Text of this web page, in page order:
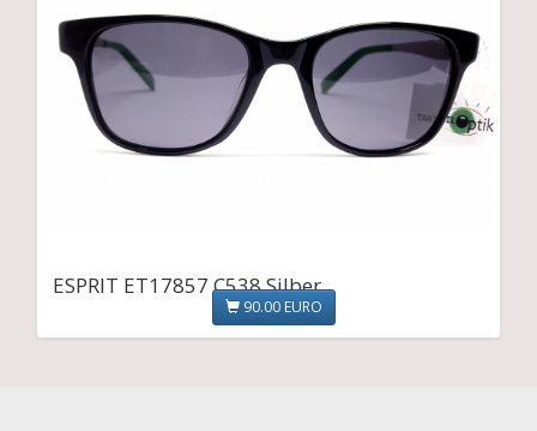
ESPRIT ET17857 C538 Silber
90.00 EURO